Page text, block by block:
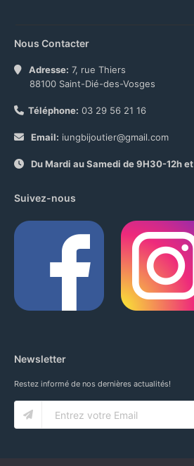
Nous Contacter
Adresse: 7, rue Thiers
88100 Saint-Dié-des-Vosges
Téléphone: 03 29 56 21 16
Email: iungbijoutier@gmail.com
Du Mardi au Samedi de 9H30-12h
Suivez-nous
Newsletter
Restez informé de nos dernières actualités!